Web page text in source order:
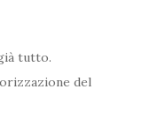
tutto.
del